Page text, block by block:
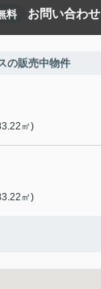
料 お問い合わせ
の販売中物件
㎡)
㎡)